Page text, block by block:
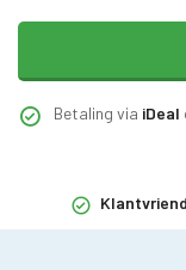
Betaling via iDeal